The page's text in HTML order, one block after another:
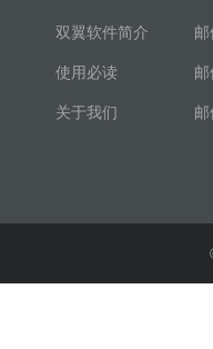
双翼软件简介
使用必读
关于我们
邮